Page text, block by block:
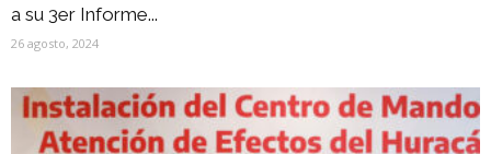
a su 3er Informe...
26 agosto, 2024